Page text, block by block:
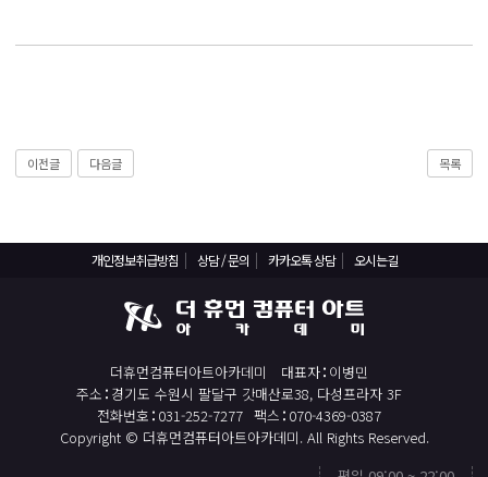
이전글 다음글 목록
개인정보취급방침 상담 / 문의 카카오톡 상담 오시는길
더휴먼컴퓨터아트아카데미 대표자 이병민
주소 경기도 수원시 팔달구 갓매산로38, 다성프라자 3F
전화번호 031-252-7277 팩스 070-4369-0387
Copyright © 더휴먼컴퓨터아트아카데미. All Rights Reserved.
전산세무회계 자격취득과정[전산회계1급/전산세무2급/FAT1급/TAT2급]
직업상담사 2급 (필기+실기) 자격증 취득과정
일러스트 자격증 취득과정(GTQi 1급)
전산회계 1급 / FAT 1급 자격증 취득과정